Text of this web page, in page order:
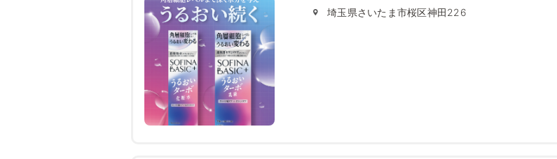
埼玉県さいたま市桜区神田226